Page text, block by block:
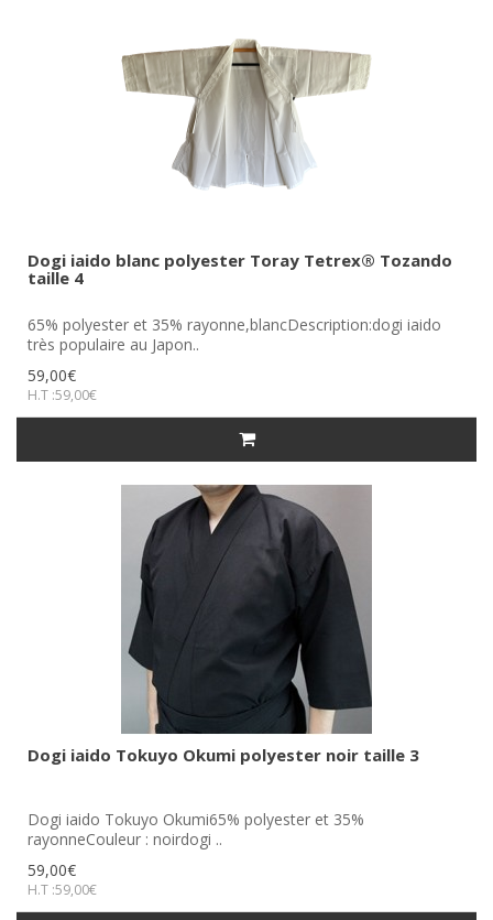
Dogi iaido blanc polyester Toray Tetrex® Tozando
taille 4
65% polyester et 35% rayonne,blancDescription:dogi iaido
très populaire au Japon..
59,00€
H.T :59,00€
Dogi iaido Tokuyo Okumi polyester noir taille 3
Dogi iaido Tokuyo Okumi65% polyester et 35%
rayonneCouleur : noirdogi ..
59,00€
H.T :59,00€